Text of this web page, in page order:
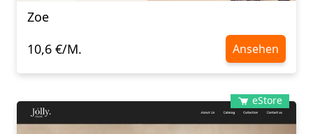
Zoe
10,6 €/M.
Ansehen
eStore